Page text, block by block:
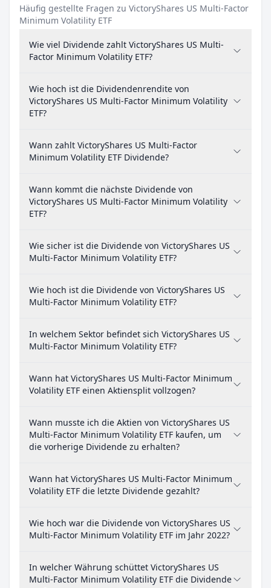
Häufig gestellte Fragen zu VictoryShares US Multi-Factor
Minimum Volatility ETF
Wie viel Dividende zahlt VictoryShares US Multi-
Factor Minimum Volatility ETF?
Wie hoch ist die Dividendenrendite von
VictoryShares US Multi-Factor Minimum Volatility
ETF?
Wann zahlt VictoryShares US Multi-Factor
Minimum Volatility ETF Dividende?
Wann kommt die nächste Dividende von
VictoryShares US Multi-Factor Minimum Volatility
ETF?
Wie sicher ist die Dividende von VictoryShares US
Multi-Factor Minimum Volatility ETF?
Wie hoch ist die Dividende von VictoryShares US
Multi-Factor Minimum Volatility ETF?
In welchem Sektor befindet sich VictoryShares US
Multi-Factor Minimum Volatility ETF?
Wann hat VictoryShares US Multi-Factor Minimum
Volatility ETF einen Aktiensplit vollzogen?
Wann musste ich die Aktien von VictoryShares US
Multi-Factor Minimum Volatility ETF kaufen, um
die vorherige Dividende zu erhalten?
Wann hat VictoryShares US Multi-Factor Minimum
Volatility ETF die letzte Dividende gezahlt?
Wie hoch war die Dividende von VictoryShares US
Multi-Factor Minimum Volatility ETF im Jahr 2022?
In welcher Währung schüttet VictoryShares US
Multi-Factor Minimum Volatility ETF die Dividende